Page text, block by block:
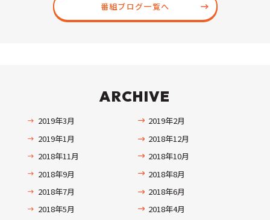
番組ブログ一覧へ
ARCHIVE
2019年3月
2019年2月
2019年1月
2018年12月
2018年11月
2018年10月
2018年9月
2018年8月
2018年7月
2018年6月
2018年5月
2018年4月